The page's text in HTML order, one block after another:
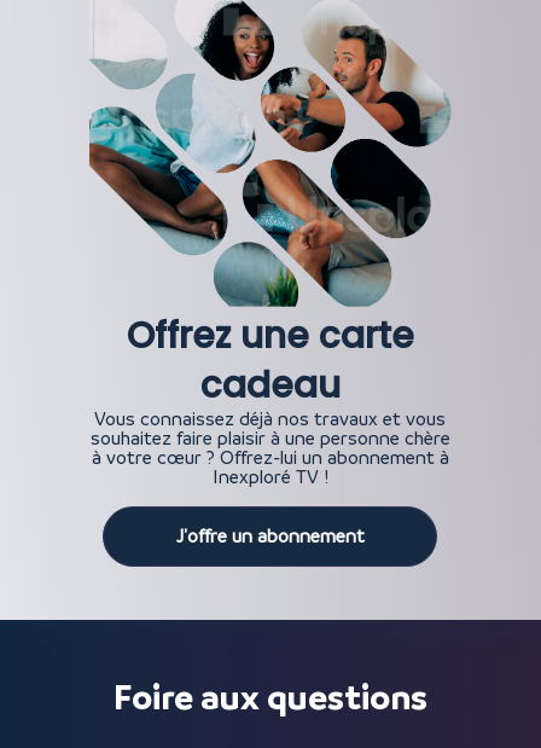
Offrez une carte
cadeau
Vous connaissez déjà nos travaux et vous
souhaitez faire plaisir à une personne chère
à votre cœur ? Offrez-lui un abonnement à
Inexploré TV !
J'offre un abonnement
Foire aux questions